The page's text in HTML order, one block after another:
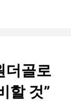
더골로
할 것”